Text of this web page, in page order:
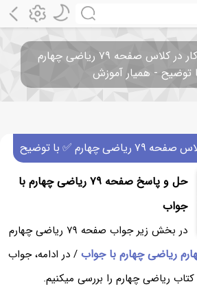
جواب فعالیت و کار در کلاس صفحه ۷۹ ریاضی چهارم
توضیح - همیار آموزش
✅ با توضیح
حل و پاسخ صفحه ۷۹ ریاضی چهارم با
جواب
در بخش زیر جواب صفحه ۷۹ ریاضی چهارم
ریاضی چهارم با جواب / در ادامه، جواب